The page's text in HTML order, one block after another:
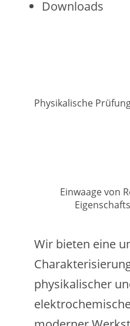
Downloads
Physikalische
Einwaage von
Wir bieten eine
physikalischer